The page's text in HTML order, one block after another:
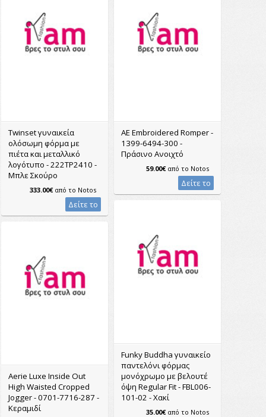
Twinset γυναικεία
ολόσωμη φόρμα με
πιέτα και μεταλλικό
λογότυπο - 222TP2410 -
Μπλε Σκούρο
333.00€από το Notos
Δείτε το
AE Embroidered Romper -
1399-6494-300 -
Πράσινο Ανοιχτό
59.00€από το Notos
Δείτε το
Funky Buddha γυναικείο
παντελόνι φόρμας
μονόχρωμο με βελουτέ
όψη Regular Fit - FBL006-
101-02 - Χακί
35.00€από το Notos
Aerie Luxe Inside Out
High Waisted Cropped
Jogger - 0701-7716-287 -
Κεραμιδί